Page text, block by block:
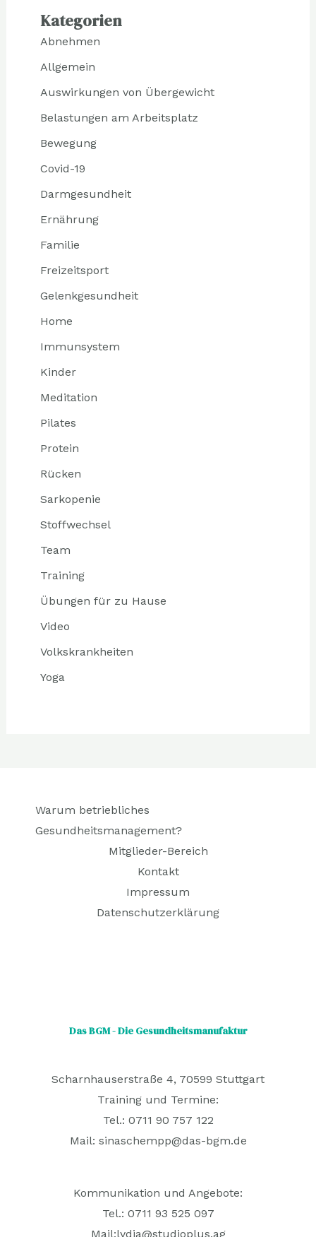
Kategorien
Abnehmen
Allgemein
Auswirkungen von Übergewicht
Belastungen am Arbeitsplatz
Bewegung
Covid-19
Darmgesundheit
Ernährung
Familie
Freizeitsport
Gelenkgesundheit
Home
Immunsystem
Kinder
Meditation
Pilates
Protein
Rücken
Sarkopenie
Stoffwechsel
Team
Training
Übungen für zu Hause
Video
Volkskrankheiten
Yoga
Warum betriebliches
Gesundheitsmanagement?
Mitglieder-Bereich
Kontakt
Impressum
Datenschutzerklärung
Das BGM - Die Gesundheitsmanufaktur
Scharnhauserstraße 4, 70599 Stuttgart
Training und Termine:
Tel.: 0711 90 757 122
Mail: sinaschempp@das-bgm.de
Kommunikation und Angebote:
Tel.: 0711 93 525 097
Mail:lydia@studioplus.ag